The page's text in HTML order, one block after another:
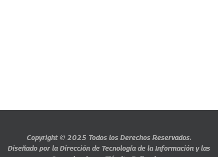
Copyright © 2025 Todos los Derechos Reservados.
Diseñado por la Dirección de Tecnología de la Información y las